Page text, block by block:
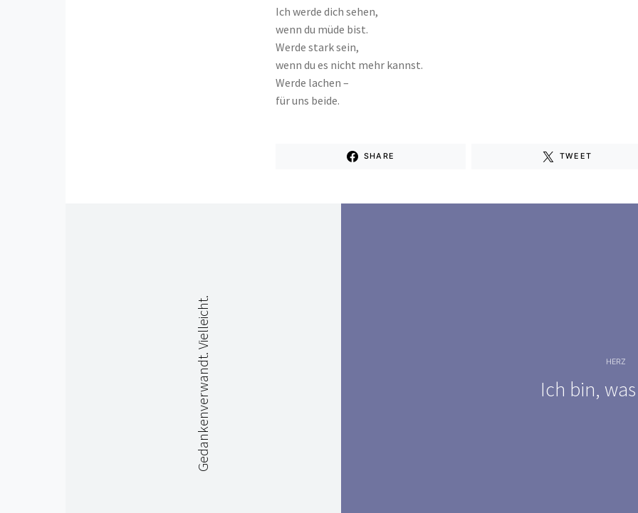
Ich werde dich sehen,
wenn du müde bist.
Werde stark sein,
wenn du es nicht mehr kannst.
Werde lachen –
für uns beide.
SHARE TWEET
Gedankenverwandt. Vielleicht. HERZ
Ich bin,